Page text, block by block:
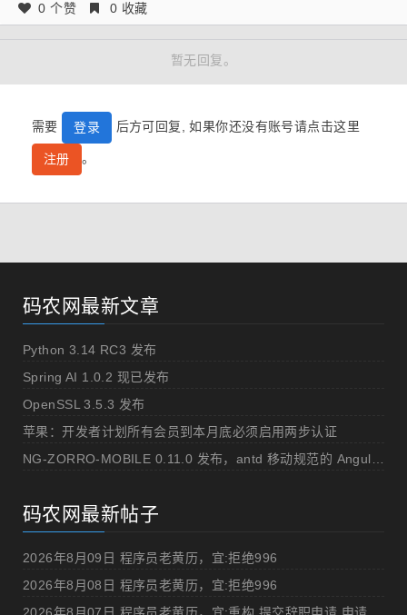
0 个赞 0 收藏
暂无回复。
需要 登录 后方可回复, 如果你还没有账号请点击这里
注册 。
码农网最新文章
Python 3.14 RC3 发布
Spring AI 1.0.2 现已发布
OpenSSL 3.5.3 发布
苹果：开发者计划所有会员到本月底必须启用两步认证
码农网最新帖子
2026年8月09日 程序员老黄历，宜:拒绝996
2026年8月08日 程序员老黄历，宜:拒绝996